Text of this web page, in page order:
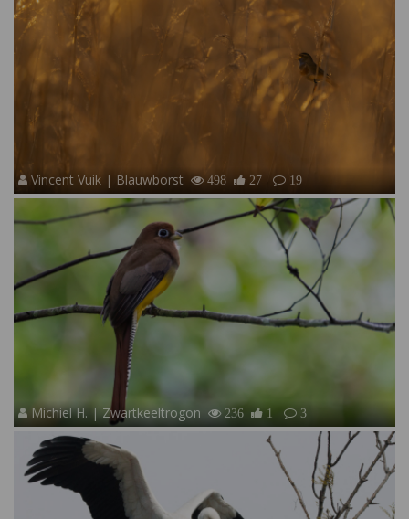
Vincent Vuik | Blauwborst 498 27 19
Michiel H. | Zwartkeeltrogon 236 1 3